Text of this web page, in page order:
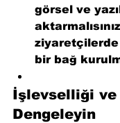
görsel ve
bir bağ
İşlevselliği
Dengeleyin